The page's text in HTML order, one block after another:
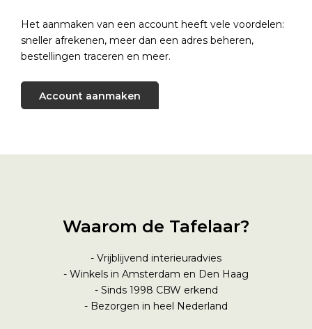
Het aanmaken van een account heeft vele voordelen:
sneller afrekenen, meer dan een adres beheren,
bestellingen traceren en meer.
Account aanmaken
Waarom de Tafelaar?
- Vrijblijvend interieuradvies
- Winkels in Amsterdam en Den Haag
- Sinds 1998 CBW erkend
- Bezorgen in heel Nederland